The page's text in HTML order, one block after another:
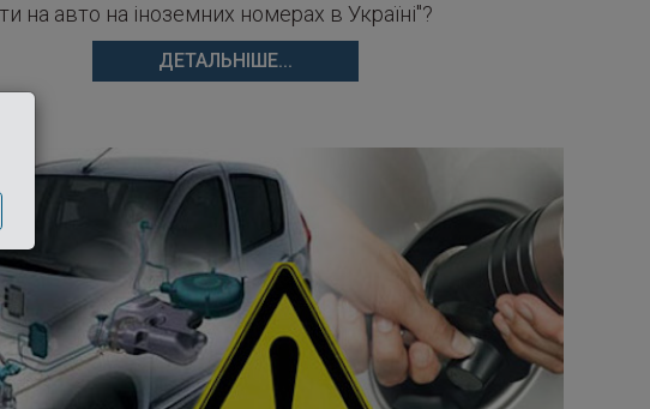
на авто на іноземних номерах в Україні"?
ДЕТАЛЬНІШЕ...